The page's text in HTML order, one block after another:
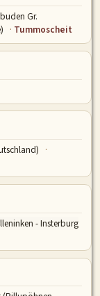
Gr.
Tummoscheit
- Insterburg